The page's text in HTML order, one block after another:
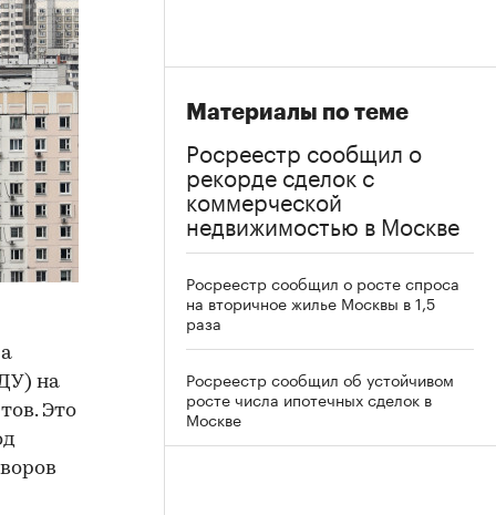
на
Это
Материалы по теме
Росреестр сообщил о
рекорде сделок с
коммерческой
недвижимостью в Москве
Росреестр сообщил о росте спроса
на вторичное жилье Москвы в 1,5
раза
Росреестр сообщил об устойчивом
росте числа ипотечных сделок в
Москве